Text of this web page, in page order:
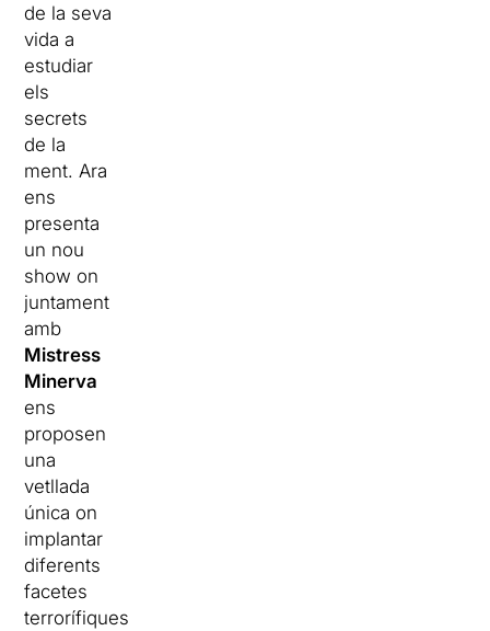
de la seva
vida a
estudiar
els
secrets
de la
ment. Ara
ens
presenta
un nou
show on
juntament
amb
Mistress
Minerva
ens
proposen
una
vetllada
única on
implantar
diferents
facetes
terrorífiques